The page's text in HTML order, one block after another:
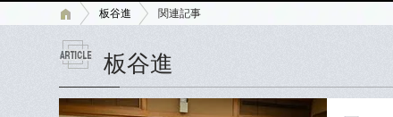
板谷進 関連記事
板谷進